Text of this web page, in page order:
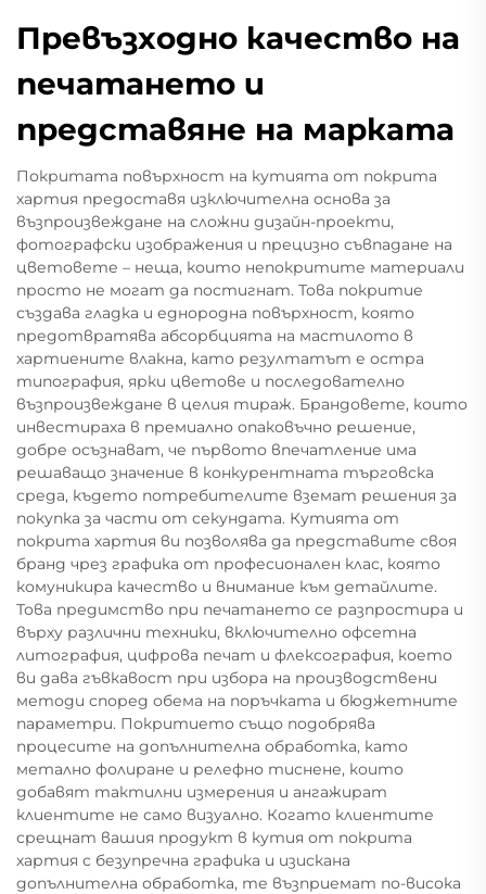
Превъзходно качество на
печатането и
представяне на марката
Покритата повърхност на кутията от покрита
хартия предоставя изключителна основа за
възпроизвеждане на сложни дизайн-проекти,
фотографски изображения и прецизно съвпадане на
цветовете – неща, които непокритите материали
просто не могат да постигнат. Това покритие
създава гладка и еднородна повърхност, която
предотвратява абсорбцията на мастилото в
хартиените влакна, като резултатът е остра
типография, ярки цветове и последователно
възпроизвеждане в целия тираж. Брандовете, които
инвестираха в премиално опаковъчно решение,
добре осъзнават, че първото впечатление има
решаващо значение в конкурентната търговска
среда, където потребителите вземат решения за
покупка за части от секундата. Кутията от
покрита хартия ви позволява да представите своя
бранд чрез графика от професионален клас, която
комуникира качество и внимание към детайлите.
Това предимство при печатането се разпростира и
върху различни техники, включително офсетна
литография, цифрова печат и флексография, което
ви дава гъвкавост при избора на производствени
методи според обема на поръчката и бюджетните
параметри. Покритието също подобрява
процесите на допълнителна обработка, като
метално фолиране и релефно тиснене, които
добавят тактилни измерения и ангажират
клиентите не само визуално. Когато клиентите
срещнат вашия продукт в кутия от покрита
хартия с безупречна графика и изискана
допълнителна обработка, те възприемат по-висока